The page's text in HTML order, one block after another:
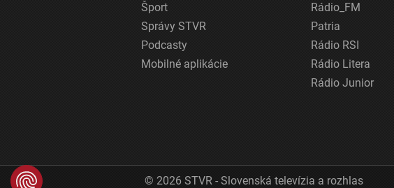
Šport
Správy STVR
Podcasty
Mobilné aplikácie
Rádio_FM
Patria
Rádio RSI
Rádio Litera
Rádio Junior
© 2026 STVR - Slovenská televízia a rozhlas